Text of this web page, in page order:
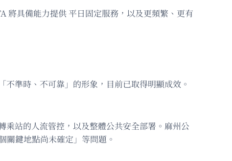
將具備能力提供 平日固定服務，以及更頻繁、更有
準時、不可靠」的形象，目前已取得明顯成效。
站的人流管控，以及整體公共安全部署。麻州公
鍵地點尚未確定」等問題。